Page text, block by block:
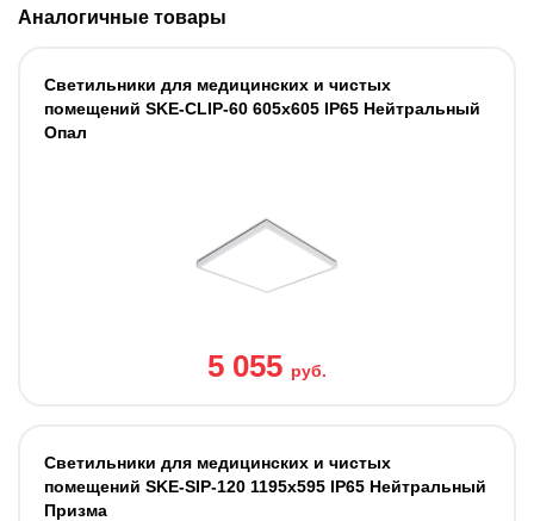
Аналогичные товары
Светильники для медицинских и чистых
помещений SKE-CLIP-60 605x605 IP65 Нейтральный
Опал
5 055 руб.
Светильники для медицинских и чистых
помещений SKE-SIP-120 1195x595 IP65 Нейтральный
Призма